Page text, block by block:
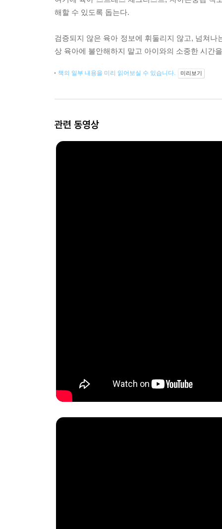
해할 수 있도록 돕는다.
검증되지 않은 육아 정보에 휘둘리지 않고, 넘쳐
상 육아에 불안해하지 말고 아이와의 소중한 시간
책의 일부 내용을 미리 읽어보실 수 있습니다. 미리보기
관련 동영상